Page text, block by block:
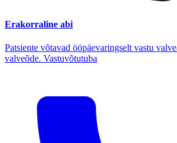
Erakorraline abi
Patsiente võtavad ööpäevaringselt vastu
valveõde. Vastuvõtutuba